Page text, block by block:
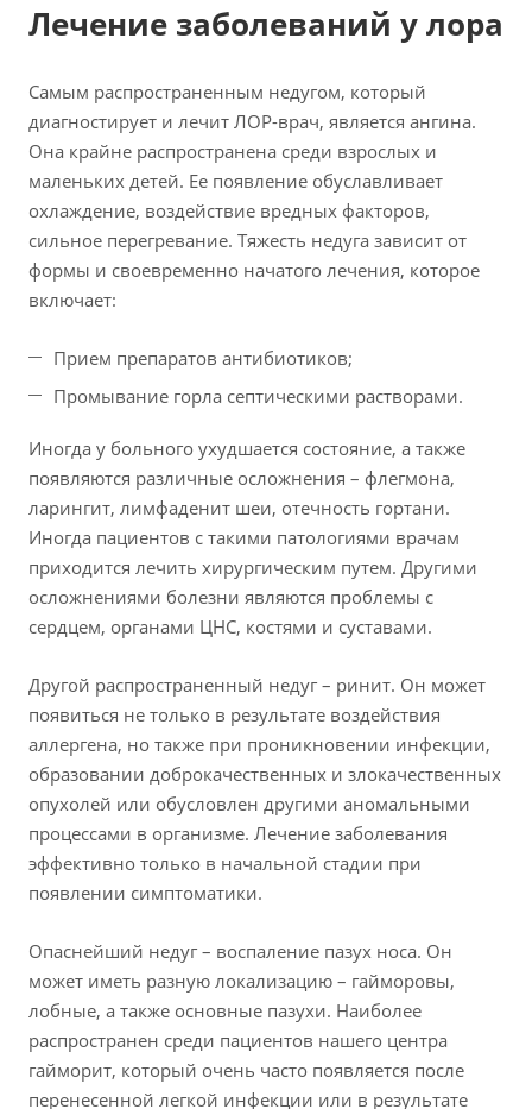
Лечение заболеваний у лора
Самым распространенным недугом, который
диагностирует и лечит ЛОР-врач, является ангина.
Она крайне распространена среди взрослых и
маленьких детей. Ее появление обуславливает
охлаждение, воздействие вредных факторов,
сильное перегревание. Тяжесть недуга зависит от
формы и своевременно начатого лечения, которое
включает:
Прием препаратов антибиотиков;
Промывание горла септическими растворами.
Иногда у больного ухудшается состояние, а также
появляются различные осложнения – флегмона,
ларингит, лимфаденит шеи, отечность гортани.
Иногда пациентов с такими патологиями врачам
приходится лечить хирургическим путем. Другими
осложнениями болезни являются проблемы с
сердцем, органами ЦНС, костями и суставами.
Другой распространенный недуг – ринит. Он может
появиться не только в результате воздействия
аллергена, но также при проникновении инфекции,
образовании доброкачественных и злокачественных
опухолей или обусловлен другими аномальными
процессами в организме. Лечение заболевания
эффективно только в начальной стадии при
появлении симптоматики.
Опаснейший недуг – воспаление пазух носа. Он
может иметь разную локализацию – гайморовы,
лобные, а также основные пазухи. Наиболее
распространен среди пациентов нашего центра
гайморит, который очень часто появляется после
перенесенной легкой инфекции или в результате